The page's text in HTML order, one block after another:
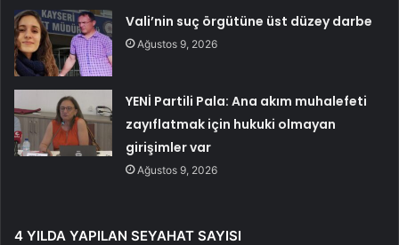
Vali’nin suç örgütüne üst düzey darbe
Ağustos 9, 2026
YENİ Partili Pala: Ana akım muhalefeti
zayıflatmak için hukuki olmayan
girişimler var
Ağustos 9, 2026
4 YILDA YAPILAN SEYAHAT SAYISI